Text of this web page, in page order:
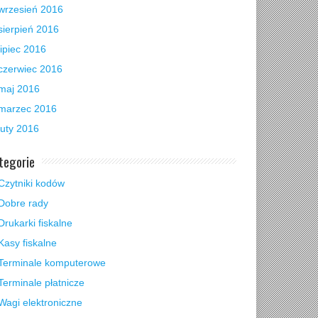
2016
2016
2016
2016
2016
2016
2016
kodów
rady
fiskalne
fiskalne
komputerowe
płatnicze
elektroniczne